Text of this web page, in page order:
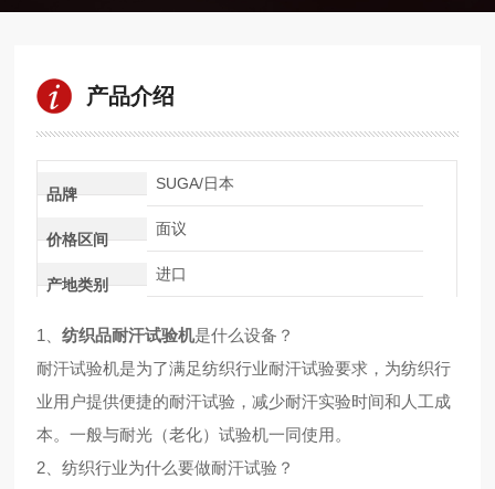
产品介绍
品牌
SUGA/日本
价格区间
面议
产地类别
进口
1、纺织品耐汗试验机是什么设备？
耐汗试验机是为了满足纺织行业耐汗试验要求，为纺织行
业用户提供便捷的耐汗试验，减少耐汗实验时间和人工成
本。一般与耐光（老化）试验机一同使用。
2、纺织行业为什么要做耐汗试验？